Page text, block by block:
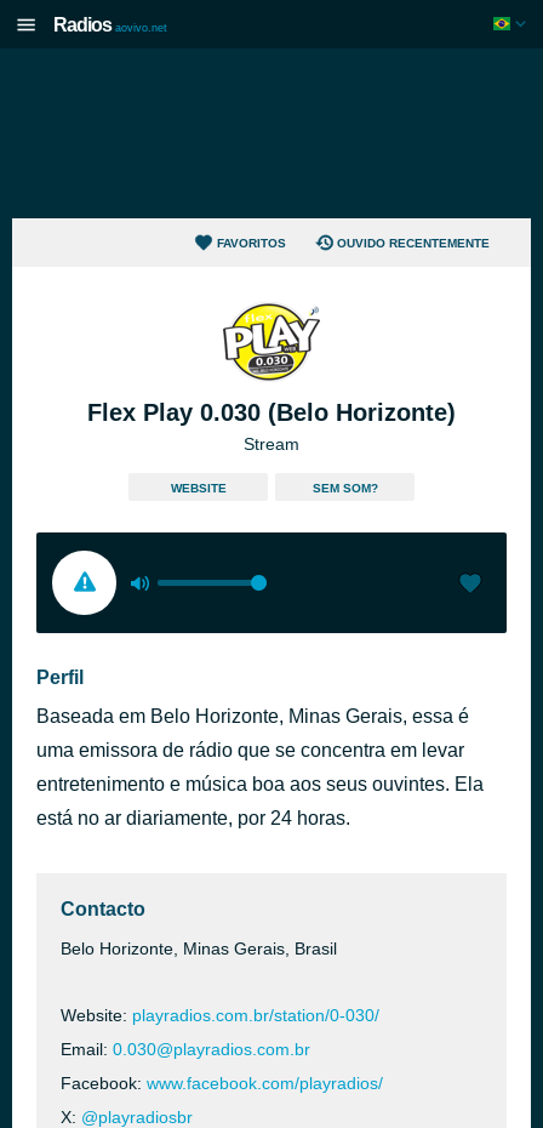
Radios aovivo.net
FAVORITOS OUVIDO RECENTEMENTE
Flex Play 0.030 (Belo Horizonte)
Stream
WEBSITE SEM SOM?
Perfil
Baseada em Belo Horizonte, Minas Gerais, essa é
uma emissora de rádio que se concentra em levar
entretenimento e música boa aos seus ouvintes. Ela
está no ar diariamente, por 24 horas.
Contacto
Belo Horizonte, Minas Gerais, Brasil
Website: playradios.com.br/station/0-030/
Email: 0.030@playradios.com.br
Facebook: www.facebook.com/playradios/
X: @playradiosbr